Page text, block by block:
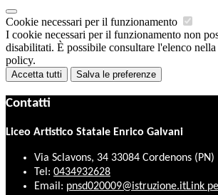
Cookie necessari per il funzionamento
I cookie necessari per il funzionamento non
disabilitati. È possibile consultare l'elenco
policy.
Accetta tutti Salva le preferenze
Contatti
Liceo Artistico Statale Enrico Galvani
Via Sclavons, 34 33084 Cordenons (PN)
Tel: 0434932628
Email: pnsd020009@istruzione.itLink